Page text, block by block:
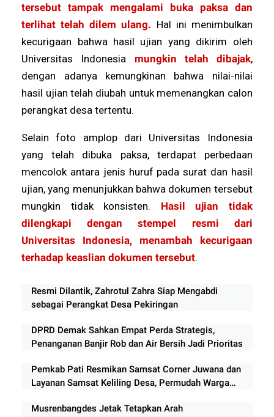
tersebut tampak mengalami buka paksa dan
terlihat telah dilem ulang. Hal ini menimbulkan
kecurigaan bahwa hasil ujian yang dikirim oleh
Universitas Indonesia mungkin telah dibajak,
dengan adanya kemungkinan bahwa nilai-nilai
hasil ujian telah diubah untuk memenangkan calon
perangkat desa tertentu.
Selain foto amplop dari Universitas Indonesia
yang telah dibuka paksa, terdapat perbedaan
mencolok antara jenis huruf pada surat dan hasil
ujian, yang menunjukkan bahwa dokumen tersebut
mungkin tidak konsisten. Hasil ujian tidak
dilengkapi dengan stempel resmi dari
Universitas Indonesia, menambah kecurigaan
terhadap keaslian dokumen tersebut.
Resmi Dilantik, Zahrotul Zahra Siap Mengabdi
sebagai Perangkat Desa Pekiringan
DPRD Demak Sahkan Empat Perda Strategis,
Penanganan Banjir Rob dan Air Bersih Jadi Prioritas
Pemkab Pati Resmikan Samsat Corner Juwana dan
Layanan Samsat Keliling Desa, Permudah Warga
Musrenbangdes Jetak Tetapkan Arah